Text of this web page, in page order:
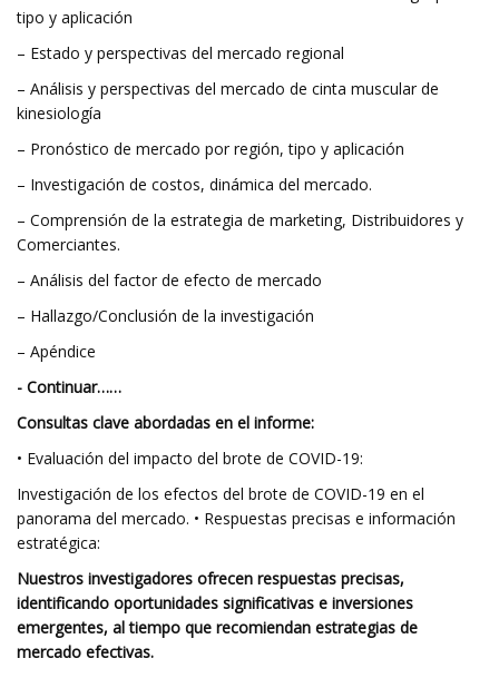
tipo y aplicación
– Estado y perspectivas del mercado regional
– Análisis y perspectivas del mercado de cinta muscular de
kinesiología
– Pronóstico de mercado por región, tipo y aplicación
– Investigación de costos, dinámica del mercado.
– Comprensión de la estrategia de marketing, Distribuidores y
Comerciantes.
– Análisis del factor de efecto de mercado
– Hallazgo/Conclusión de la investigación
– Apéndice
- Continuar……
Consultas clave abordadas en el informe:
• Evaluación del impacto del brote de COVID-19:
Investigación de los efectos del brote de COVID-19 en el
panorama del mercado. • Respuestas precisas e información
estratégica:
Nuestros investigadores ofrecen respuestas precisas,
identificando oportunidades significativas e inversiones
emergentes, al tiempo que recomiendan estrategias de
mercado efectivas.